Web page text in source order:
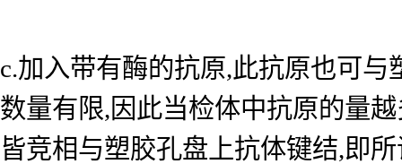
c.加入带有酶的抗原,此抗原也可
数量有限,因此当检体中抗原的量
皆竞相与塑胶孔盘上抗体键结,即